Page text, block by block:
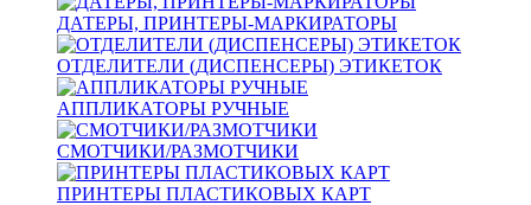
ДАТЕРЫ, ПРИНТЕРЫ-МАРКИРАТОРЫ
ОТДЕЛИТЕЛИ (ДИСПЕНСЕРЫ) ЭТИКЕТОК
АППЛИКАТОРЫ РУЧНЫЕ
СМОТЧИКИ/РАЗМОТЧИКИ
ПРИНТЕРЫ ПЛАСТИКОВЫХ КАРТ